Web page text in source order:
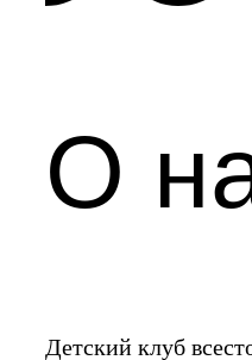
О
Детский клуб